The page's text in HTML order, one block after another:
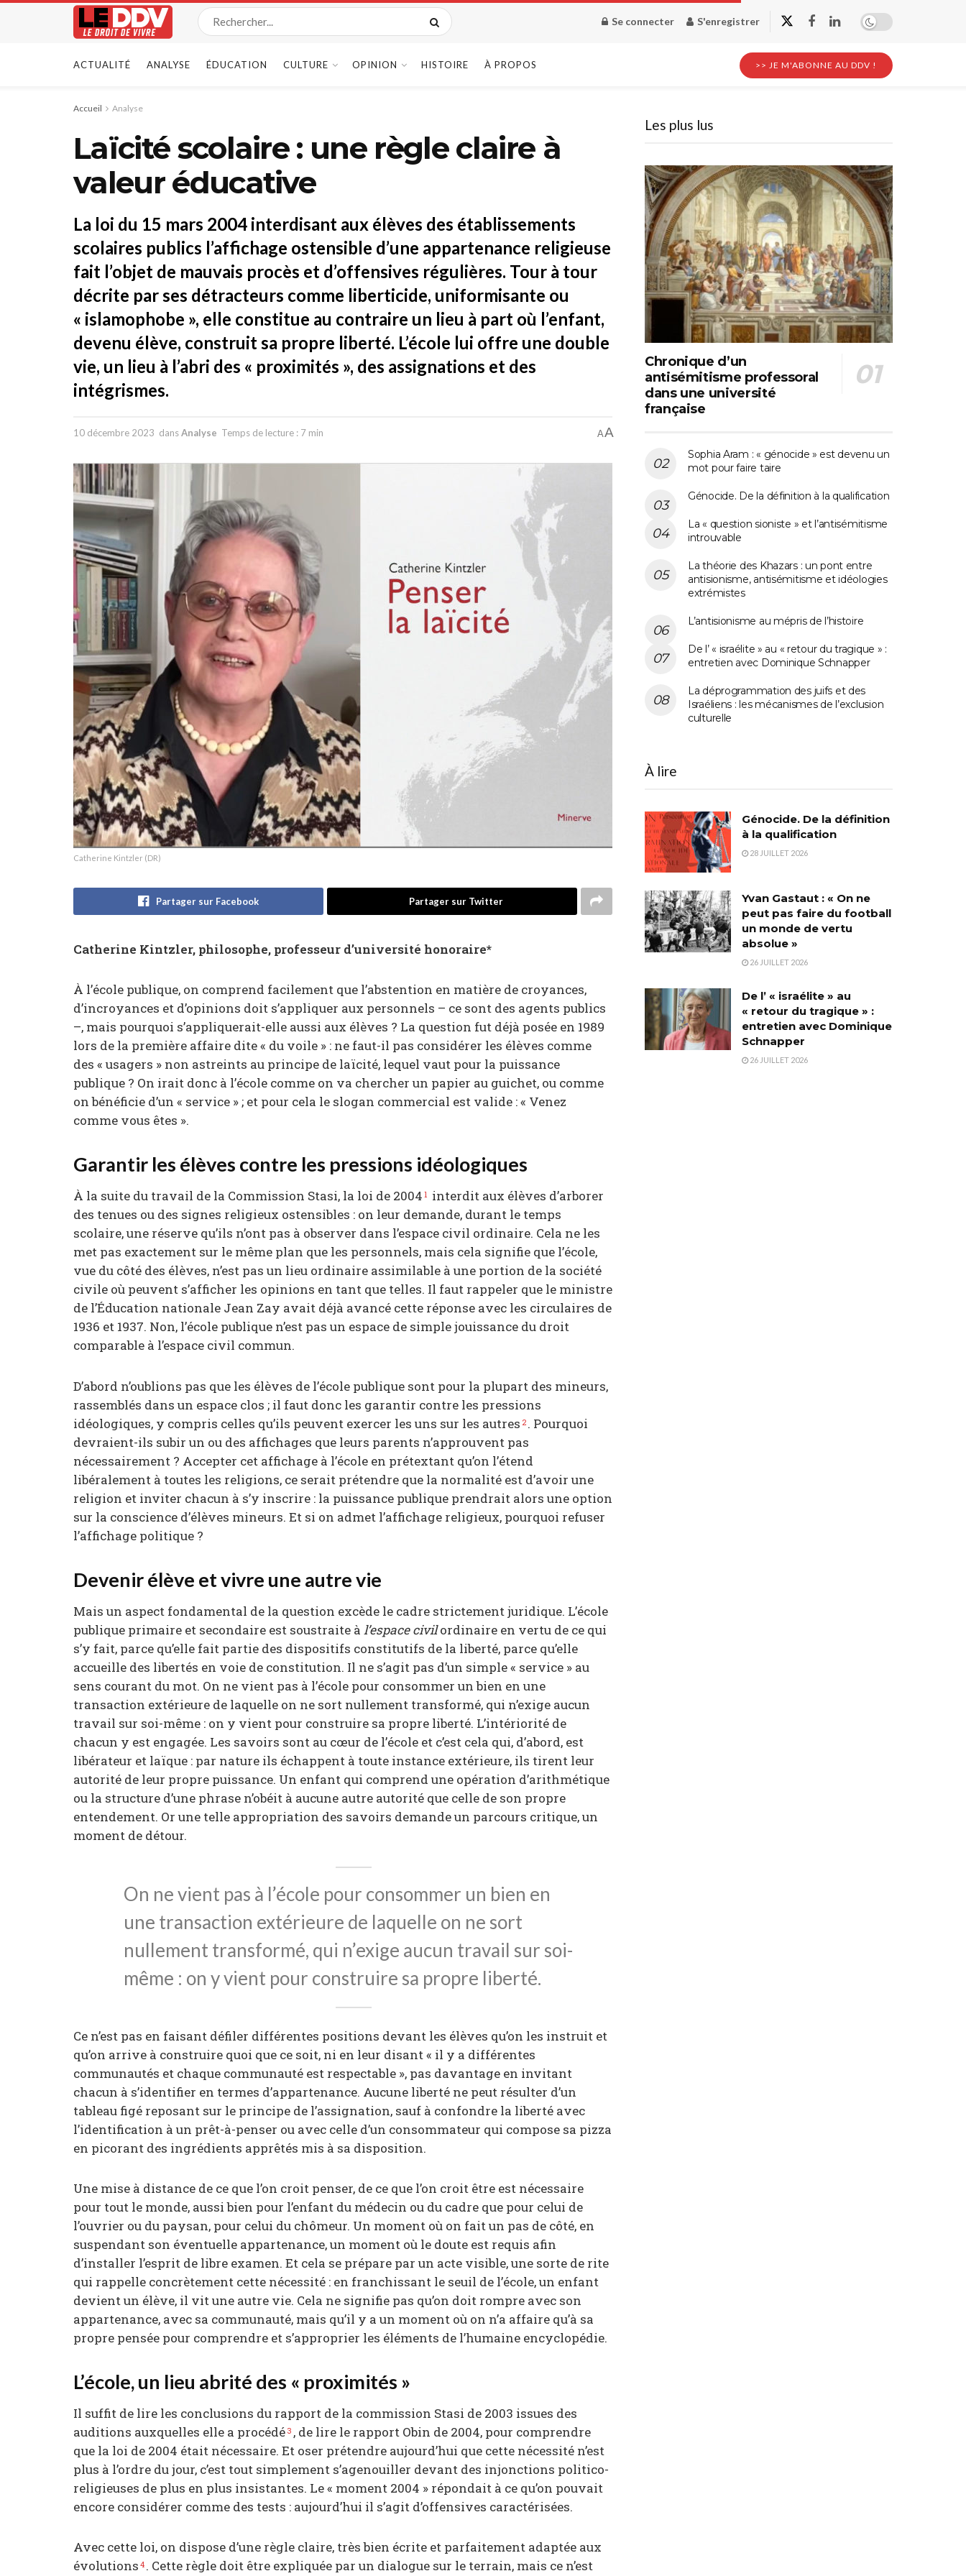
Se connecter S'enregistrer
ACTUALITÉ ANALYSE ÉDUCATION CULTURE OPINION HISTOIRE À PROPOS >> JE M'ABONNE AU DDV !
Accueil Analyse
Laïcité scolaire : une règle claire à
valeur éducative
La loi du 15 mars 2004 interdisant aux élèves des établissements
scolaires publics l’affichage ostensible d’une appartenance religieuse
fait l’objet de mauvais procès et d’offensives régulières. Tour à tour
décrite par ses détracteurs comme liberticide, uniformisante ou
« islamophobe », elle constitue au contraire un lieu à part où l’enfant,
devenu élève, construit sa propre liberté. L’école lui offre une double
vie, un lieu à l’abri des « proximités », des assignations et des
intégrismes.
10 décembre 2023 dansAnalyse Temps de lecture : 7 min AA
Catherine Kintzler (DR)
Partager sur Facebook Partager sur Twitter
Catherine Kintzler, philosophe, professeur d’université honoraire*
À l’école publique, on comprend facilement que l’abstention en matière de croyances,
d’incroyances et d’opinions doit s’appliquer aux personnels – ce sont des agents publics
–, mais pourquoi s’appliquerait-elle aussi aux élèves ? La question fut déjà posée en 1989
lors de la première affaire dite « du voile » : ne faut-il pas considérer les élèves comme
des « usagers » non astreints au principe de laïcité, lequel vaut pour la puissance
publique ? On irait donc à l’école comme on va chercher un papier au guichet, ou comme
on bénéficie d’un « service » ; et pour cela le slogan commercial est valide : « Venez
comme vous êtes ».
Garantir les élèves contre les pressions idéologiques
À la suite du travail de la Commission Stasi, la loi de 2004 1 interdit aux élèves d’arborer
des tenues ou des signes religieux ostensibles : on leur demande, durant le temps
scolaire, une réserve qu’ils n’ont pas à observer dans l’espace civil ordinaire. Cela ne les
met pas exactement sur le même plan que les personnels, mais cela signifie que l’école,
vue du côté des élèves, n’est pas un lieu ordinaire assimilable à une portion de la société
civile où peuvent s’afficher les opinions en tant que telles. Il faut rappeler que le ministre
de l’Éducation nationale Jean Zay avait déjà avancé cette réponse avec les circulaires de
1936 et 1937. Non, l’école publique n’est pas un espace de simple jouissance du droit
comparable à l’espace civil commun.
D’abord n’oublions pas que les élèves de l’école publique sont pour la plupart des mineurs,
rassemblés dans un espace clos ; il faut donc les garantir contre les pressions
idéologiques, y compris celles qu’ils peuvent exercer les uns sur les autres 2 . Pourquoi
devraient-ils subir un ou des affichages que leurs parents n’approuvent pas
nécessairement ? Accepter cet affichage à l’école en prétextant qu’on l’étend
libéralement à toutes les religions, ce serait prétendre que la normalité est d’avoir une
religion et inviter chacun à s’y inscrire : la puissance publique prendrait alors une option
sur la conscience d’élèves mineurs. Et si on admet l’affichage religieux, pourquoi refuser
l’affichage politique ?
Devenir élève et vivre une autre vie
Mais un aspect fondamental de la question excède le cadre strictement juridique. L’école
publique primaire et secondaire est soustraite à l’espace civilordinaire en vertu de ce qui
s’y fait, parce qu’elle fait partie des dispositifs constitutifs de la liberté, parce qu’elle
accueille des libertés en voie de constitution. Il ne s’agit pas d’un simple « service » au
sens courant du mot. On ne vient pas à l’école pour consommer un bien en une
transaction extérieure de laquelle on ne sort nullement transformé, qui n’exige aucun
travail sur soi-même : on y vient pour construire sa propre liberté. L’intériorité de
chacun y est engagée. Les savoirs sont au cœur de l’école et c’est cela qui, d’abord, est
libérateur et laïque : par nature ils échappent à toute instance extérieure, ils tirent leur
autorité de leur propre puissance. Un enfant qui comprend une opération d’arithmétique
ou la structure d’une phrase n’obéit à aucune autre autorité que celle de son propre
entendement. Or une telle appropriation des savoirs demande un parcours critique, un
moment de détour.
On ne vient pas à l’école pour consommer un bien en
une transaction extérieure de laquelle on ne sort
nullement transformé, qui n’exige aucun travail sur soi-
même : on y vient pour construire sa propre liberté.
Ce n’est pas en faisant défiler différentes positions devant les élèves qu’on les instruit et
qu’on arrive à construire quoi que ce soit, ni en leur disant « il y a différentes
communautés et chaque communauté est respectable », pas davantage en invitant
chacun à s’identifier en termes d’appartenance. Aucune liberté ne peut résulter d’un
tableau figé reposant sur le principe de l’assignation, sauf à confondre la liberté avec
l’identification à un prêt-à-penser ou avec celle d’un consommateur qui compose sa pizza
en picorant des ingrédients apprêtés mis à sa disposition.
Une mise à distance de ce que l’on croit penser, de ce que l’on croit être est nécessaire
pour tout le monde, aussi bien pour l’enfant du médecin ou du cadre que pour celui de
l’ouvrier ou du paysan, pour celui du chômeur. Un moment où on fait un pas de côté, en
suspendant son éventuelle appartenance, un moment où le doute est requis afin
d’installer l’esprit de libre examen. Et cela se prépare par un acte visible, une sorte de rite
qui rappelle concrètement cette nécessité : en franchissant le seuil de l’école, un enfant
devient un élève, il vit une autre vie. Cela ne signifie pas qu’on doit rompre avec son
appartenance, avec sa communauté, mais qu’il y a un moment où on n’a affaire qu’à sa
propre pensée pour comprendre et s’approprier les éléments de l’humaine encyclopédie.
L’école, un lieu abrité des « proximités »
Il suffit de lire les conclusions du rapport de la commission Stasi de 2003 issues des
auditions auxquelles elle a procédé 3 , de lire le rapport Obin de 2004, pour comprendre
que la loi de 2004 était nécessaire. Et oser prétendre aujourd’hui que cette nécessité n’est
plus à l’ordre du jour, c’est tout simplement s’agenouiller devant des injonctions politico-
religieuses de plus en plus insistantes. Le « moment 2004 » répondait à ce qu’on pouvait
encore considérer comme des tests : aujourd’hui il s’agit d’offensives caractérisées.
Avec cette loi, on dispose d’une règle claire, très bien écrite et parfaitement adaptée aux
évolutions 4 . Cette règle doit être expliquée par un dialogue sur le terrain, mais ce n’est
Les plus lus
Chronique d’un
antisémitisme professoral
dans une université
française
Sophia Aram : « génocide » est devenu un
mot pour faire taire
Génocide. De la définition à la qualification
La « question sioniste » et l’antisémitisme
introuvable
La théorie des Khazars : un pont entre
antisionisme, antisémitisme et idéologies
extrémistes
L’antisionisme au mépris de l’histoire
De l’ « israélite » au « retour du tragique » :
entretien avec Dominique Schnapper
La déprogrammation des juifs et des
Israéliens : les mécanismes de l’exclusion
culturelle
À lire
Génocide. De la définition
à la qualification
28 JUILLET 2026
Yvan Gastaut : « On ne
peut pas faire du football
un monde de vertu
absolue »
26 JUILLET 2026
De l’ « israélite » au
« retour du tragique » :
entretien avec Dominique
Schnapper
26 JUILLET 2026